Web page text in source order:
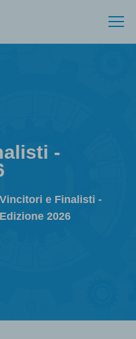
-
Vincitori e Finalisti -
Edizione 2026